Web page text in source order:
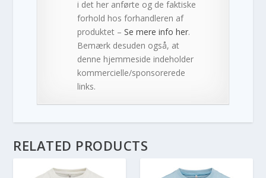
i det her anførte og de faktiske
forhold hos forhandleren af
produktet –Se mere info her.
Bemærk desuden også, at
denne hjemmeside indeholder
kommercielle/sponsorerede
links.
RELATED PRODUCTS